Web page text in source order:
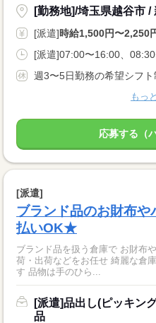
[勤務地]/埼玉県越谷市 /
[派遣]時給1,500円〜2,250
[派遣]07:00〜16:00、
もっ
応募する（
[派遣]
ブランド品のお財布や
払いOK★
ブランド品を扱う倉庫で お財布
荷・出荷などをお任せ 綺麗な倉
す 品物は手のひら...
[派遣]品出し(ピッキン
品